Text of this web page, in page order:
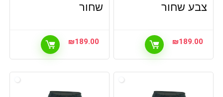
צבע שחור
₪189.00
שחור
₪189.00